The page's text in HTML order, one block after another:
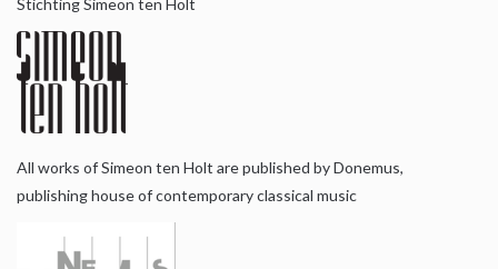
All works of Simeon ten Holt are published by Donemus,
publishing house of contemporary classical music